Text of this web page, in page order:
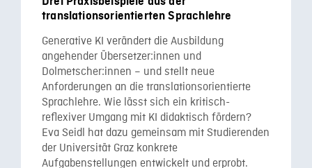
translationsorientierten Sprachlehre
Generative KI verändert die Ausbildung
angehender Übersetzer:innen und
Dolmetscher:innen – und stellt neue
Anforderungen an die translationsorientierte
Sprachlehre. Wie lässt sich ein kritisch-
reflexiver Umgang mit KI didaktisch fördern?
Eva Seidl hat dazu gemeinsam mit Studierenden
der Universität Graz konkrete
Aufgabenstellungen entwickelt und erprobt.